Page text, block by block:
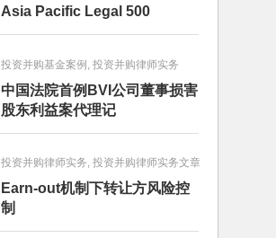
Asia Pacific Legal 500
投资并购基金案例, 投资并购律师实务
中国法院首例BVI公司董事损害
股东利益案代理记
投资并购律师实务, 投资并购律师实务文章
Earn-out机制下转让方风险控
制